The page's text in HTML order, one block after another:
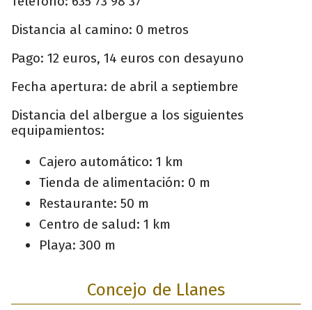
Distancia al camino: 0 metros
Pago: 12 euros, 14 euros con desayuno
Fecha apertura: de abril a septiembre
Distancia del albergue a los siguientes
equipamientos:
Cajero automático: 1 km
Tienda de alimentación: 0 m
Restaurante: 50 m
Centro de salud: 1 km
Playa: 300 m
Concejo de Llanes